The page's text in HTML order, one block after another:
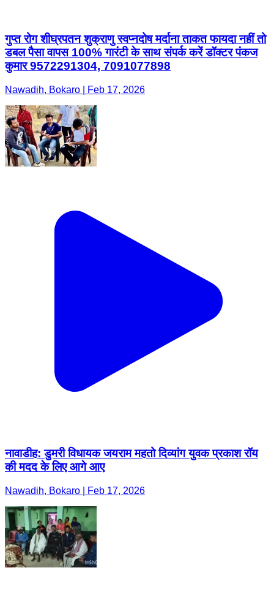
गुप्त रोग शीघ्रपतन शुक्राणु स्वप्नदोष मर्दाना ताकत फायदा नहीं तो
डबल पैसा वापस 100% गारंटी के साथ संपर्क करें डॉक्टर पंकज
कुमार 9572291304, 7091077898
Nawadih, Bokaro | Feb 17, 2026
नावाडीह: डुमरी विधायक जयराम महतो दिव्यांग युवक प्रकाश रॉय
की मदद के लिए आगे आए
Nawadih, Bokaro | Feb 17, 2026